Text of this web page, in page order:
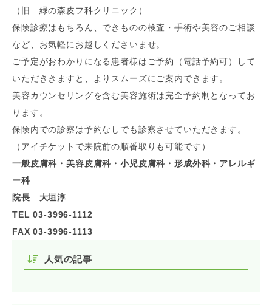
（旧 緑の森皮フ科クリニック）
保険診療はもちろん、できものの検査・手術や美容のご相談
など、お気軽にお越しくださいませ。
ご予定がおわかりになる患者様はご予約（電話予約可）して
いただききますと、よりスムーズにご案内できます。
美容カウンセリングを含む美容施術は完全予約制となってお
ります。
保険内での診察は予約なしでも診察させていただきます。
（アイチケットで来院前の順番取りも可能です）
一般皮膚科・美容皮膚科・小児皮膚科・形成外科・アレルギ
ー科
院長 大垣淳
TEL 03-3996-1112
FAX 03-3996-1113
人気の記事